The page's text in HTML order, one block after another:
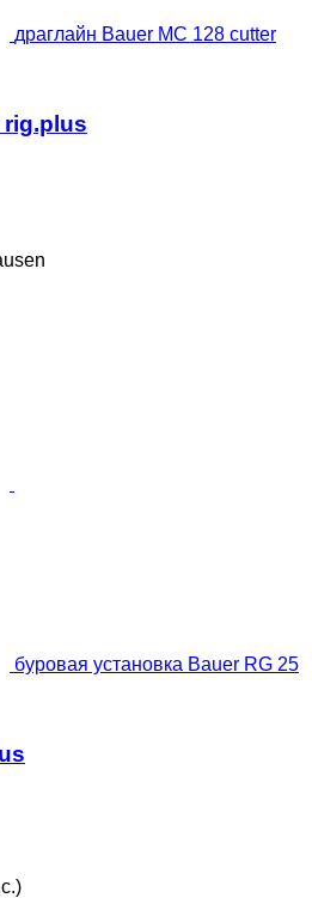
драглайн Bauer MC 128 cutter
rig.plus
буровая установка Bauer RG 25